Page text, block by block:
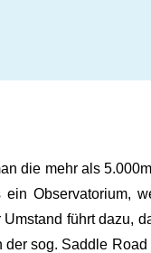
die mehr als
Observatorium,
führt dazu,
der sog. Saddle